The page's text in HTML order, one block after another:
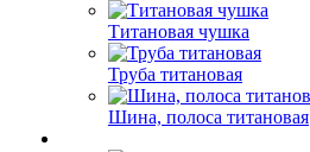
Титановая чушка
Труба титановая
Шина, полоса титановая